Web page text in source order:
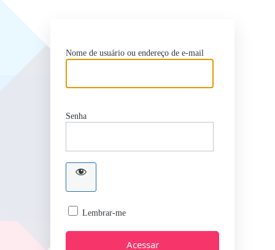
Nome de usuário ou endereço de e-mail
Senha
Lembrar-me